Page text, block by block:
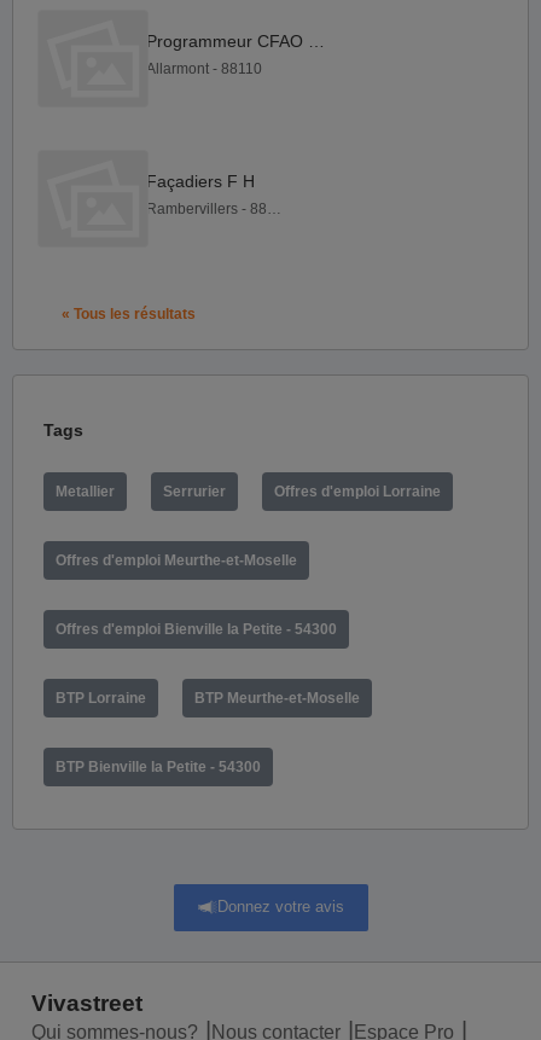
Allarmont - 88110
Façadiers F H
Rambervillers - 88700
« Tous les résultats
Tags
Metallier Serrurier Offres d'emploi Lorraine
Offres d'emploi Meurthe-et-Moselle
Offres d'emploi Bienville la Petite - 54300
BTP Lorraine BTP Meurthe-et-Moselle
BTP Bienville la Petite - 54300
Donnez votre avis
Vivastreet
Qui sommes-nous? Nous contacter Espace Pro